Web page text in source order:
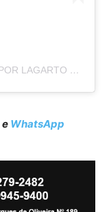
UMA PUBLICAÇÃO COMPARTILHADA POR LAGARTO COMO EU VEJO (@LAGARTOCOMOEUVEJO)
e WhatsApp